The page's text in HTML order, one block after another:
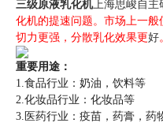
三级原液乳化机上海思峻 自主
化机的提速问题。市场上一
切力更强，分散乳化效果更好。
重要用途：
1.食品行业：奶油，饮料等
2.化妆品行业：化妆品等
3. 医药行业：疫苗，药膏，药